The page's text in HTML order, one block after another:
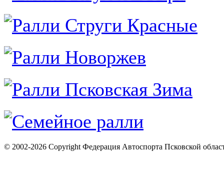
© 2002-2026 Copyright Федерация Автоспорта Псковской